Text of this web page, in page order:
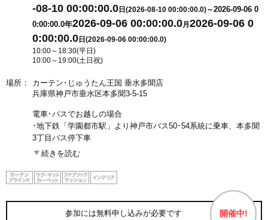
-08-10 00:00:00.0 日(2026-08-10 00:00:00.0)～2026-09-06 0
0:00:00.0年2026-09-06 00:00:00.0月2026-09-06 0
0:00:00.0 日(2026-09-06 00:00:00.0)
10:00～18:30(平日)
10:00～19:00(土日祝)
場所：
カーテン･じゅうたん王国 垂水多聞店
兵庫県神戸市垂水区本多聞3-5-15
電車･バスでお越しの場合
･地下鉄「学園都市駅」より神戸市バス50･54系統に乗車、本多聞
3丁目バス停下車
･JR「舞子駅」より神戸市バス54系統に乗車、本多聞3丁目バス停
･JR「朝霧駅」より神戸市バス50系統に乗車、本多聞3丁目バス停
下車
続きを読む
参加には無料申し込みが必要です 開催中!